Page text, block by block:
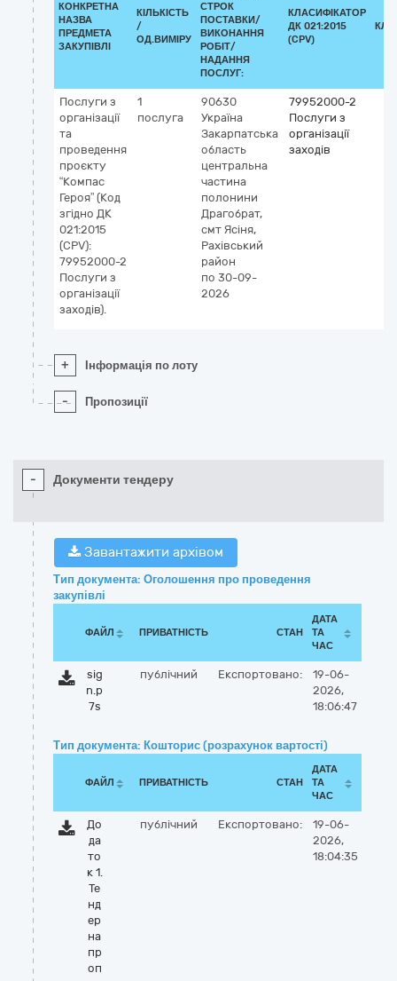
КОНКРЕТНА
НАЗВА
ПРЕДМЕТА
ЗАКУПІВЛІ
КІЛЬКІСТЬ
/
ОД.ВИМІРУ
СТРОК
ПОСТАВКИ/
ВИКОНАННЯ
РОБІТ/
НАДАННЯ
ПОСЛУГ:
КЛАСИФІКАТОР
ДК 021:2015
(CPV)
Послуги з
організації
та
проведення
проєкту
“Компас
Героя” (Код
згідно ДК
021:2015
(CPV):
79952000-2
Послуги з
організації
заходів).
1
послуга
90630
Україна
Закарпатська
область
центральна
частина
полонини
Драгобрат,
смт Ясіня,
Рахівський
район
по 30-09-
2026
79952000-2
Послуги з
організації
заходів
+ Інформація по лоту
- Пропозиції
- Документи тендеру
Завантажити архівом
Тип документа: Оголошення про проведення
закупівлі
ФАЙЛ ПРИВАТНІСТЬ СТАН
ДАТА
ТА
ЧАС
sig
n.p
7s
публічний Експортовано:
19-06-
2026,
18:06:47
Тип документа: Кошторис (розрахунок вартості)
ФАЙЛ ПРИВАТНІСТЬ СТАН
ДАТА
ТА
ЧАС
До
да
то
к 1.
Те
нд
ер
на
пр
оп
публічний Експортовано:
19-06-
2026,
18:04:35